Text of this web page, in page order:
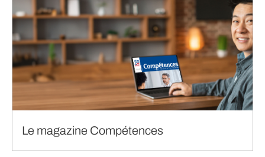
Le magazine Compétences